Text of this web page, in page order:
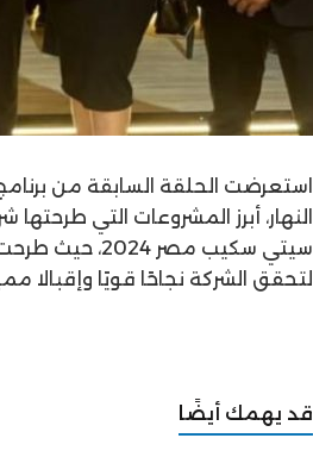
استعرضت الحلقة السابقة من
سيتي سكيب
لتحقق الشركة نجاحًا قويًا وإقبالا
قد يهمك أيضًا